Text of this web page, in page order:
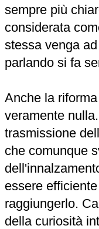
sempre più
considerata
stessa venga
parlando si fa
Anche la
veramente
trasmissione
che comunque
essere
raggiungerlo.
della curiosità